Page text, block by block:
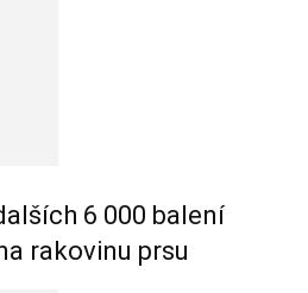
6 000 balení
rakovinu prsu